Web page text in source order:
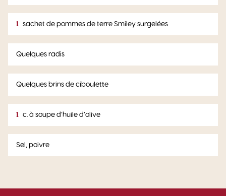
1 sachet de pommes de terre Smiley surgelées
Quelques radis
Quelques brins de ciboulette
1 c. à soupe d’huile d’olive
Sel, poivre